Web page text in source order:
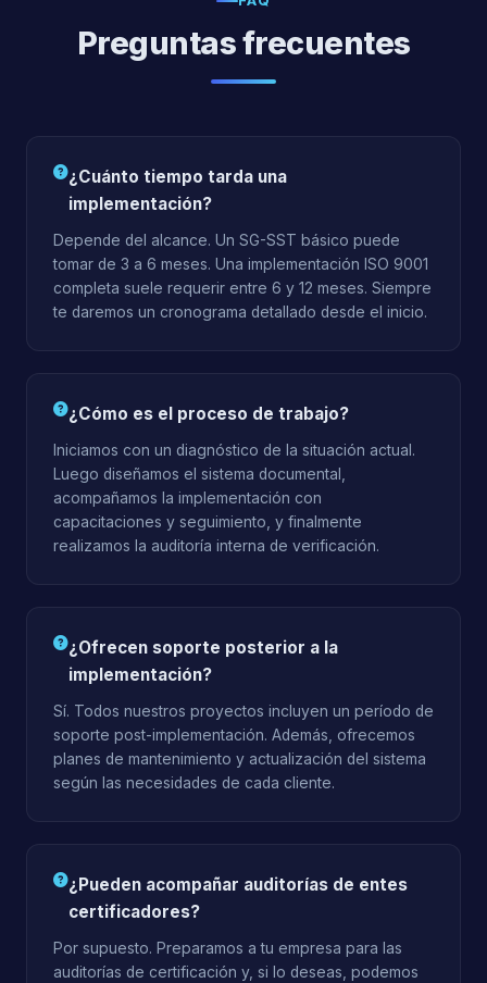
Preguntas frecuentes
¿Cuánto tiempo tarda una
implementación?
Depende del alcance. Un SG-SST básico puede
tomar de 3 a 6 meses. Una implementación ISO 9001
completa suele requerir entre 6 y 12 meses. Siempre
te daremos un cronograma detallado desde el inicio.
¿Cómo es el proceso de trabajo?
Iniciamos con un diagnóstico de la situación actual.
Luego diseñamos el sistema documental,
acompañamos la implementación con
capacitaciones y seguimiento, y finalmente
realizamos la auditoría interna de verificación.
¿Ofrecen soporte posterior a la
implementación?
Sí. Todos nuestros proyectos incluyen un período de
soporte post-implementación. Además, ofrecemos
planes de mantenimiento y actualización del sistema
según las necesidades de cada cliente.
¿Pueden acompañar auditorías de entes
certificadores?
Por supuesto. Preparamos a tu empresa para las
auditorías de certificación y, si lo deseas, podemos